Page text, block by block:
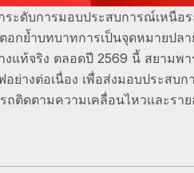
ระดับการมอบประสบการณ์เหนือ
กย้ำบทบาทการเป็นจุดหมายปล
แท้จริง ตลอดปี 2569 นี้ สยามพ
ย่างต่อเนื่อง เพื่อส่งมอบประสบ
ดตามความเคลื่อนไหวและราย